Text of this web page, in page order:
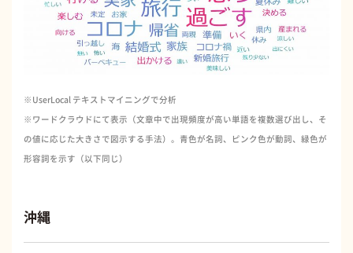
※UserLocal テキストマイニングで分析
※ワードクラウドにて表示（文章中で出現頻度が高い単語を複数選び出し、そ
の値に応じた大きさで図示する手法）。青色が名詞、ピンク色が動詞、緑色が
形容詞を示す（以下同じ）
沖縄